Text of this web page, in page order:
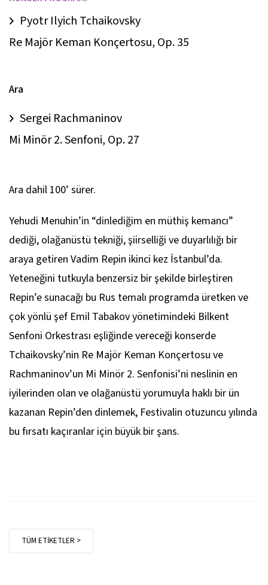
Pyotr Ilyich Tchaikovsky
Re Majör Keman Konçertosu, Op. 35
Ara
Sergei Rachmaninov
Mi Minör 2. Senfoni, Op. 27
Ara dahil 100’ sürer.
Yehudi Menuhin’in “dinlediğim en müthiş kemancı”
dediği, olağanüstü tekniği, şiirselliği ve duyarlılığı bir
araya getiren Vadim Repin ikinci kez İstanbul’da.
Yeteneğini tutkuyla benzersiz bir şekilde birleştiren
Repin’e sunacağı bu Rus temalı programda üretken ve
çok yönlü şef Emil Tabakov yönetimindeki Bilkent
Senfoni Orkestrası eşliğinde vereceği konserde
Tchaikovsky’nin Re Majör Keman Konçertosu ve
Rachmaninov’un Mi Minör 2. Senfonisi’ni neslinin en
iyilerinden olan ve olağanüstü yorumuyla haklı bir ün
kazanan Repin’den dinlemek, Festivalin otuzuncu yılında
bu fırsatı kaçıranlar için büyük bir şans.
TÜM ETİKETLER >